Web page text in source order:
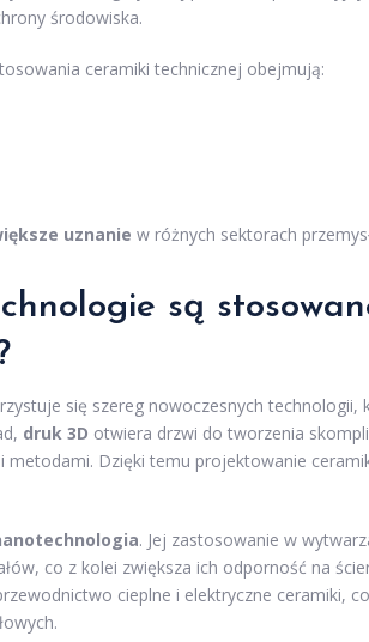
środowiska.
ceramiki technicznej obejmują:
uznanie w różnych sektorach
są
się szereg nowoczesnych technologii,
druk 3D otwiera drzwi do tworzenia
Dzięki temu projektowanie
. Jej zastosowanie w
co z kolei zwiększa ich odporność na
cieplne i elektryczne ceramiki,